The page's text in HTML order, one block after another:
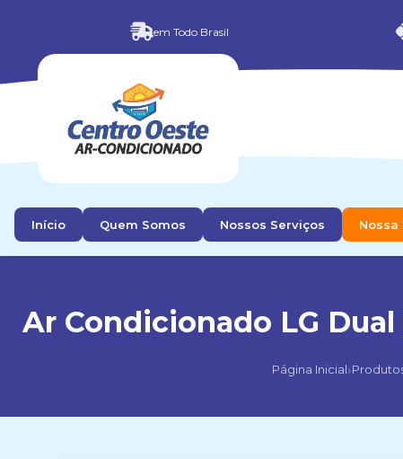
em Todo Brasil
Início Quem Somos Nossos Serviços Nossa
Ar Condicionado LG
Página Inicial›